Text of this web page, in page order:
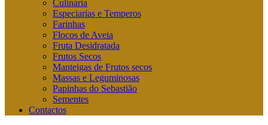
Culinária
Especiarias e Temperos
Farinhas
Flocos de Aveia
Fruta Desidratada
Frutos Secos
Manteigas de Frutos secos
Massas e Leguminosas
Papinhas do Sebastião
Sementes
Contactos